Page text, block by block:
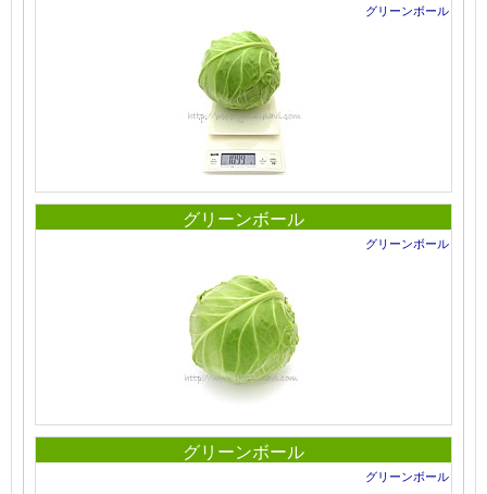
グリーンボール
グリーンボール
グリーンボール
グリーンボール
グリーンボール